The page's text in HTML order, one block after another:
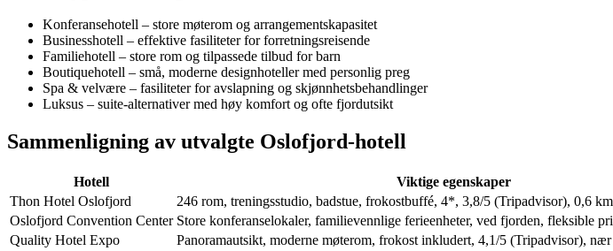
Konferansehotell – store møterom og arrangementskapasitet
Businesshotell – effektive fasiliteter for forretningsreisende
Familiehotell – store rom og tilpassede tilbud for barn
Boutiquehotell – små, moderne designhoteller med personlig preg
Spa & velvære – fasiliteter for avslapning og skjønnhetsbehandlinger
Luksus – suite-alternativer med høy komfort og ofte fjordutsikt
Sammenligning av utvalgte Oslofjord-hotell
Hotell
Viktige egenskaper
Thon Hotel Oslofjord
246 rom, treningsstudio, badstue, frokostbuffé, 4*, 3,8/5 (Tripadvisor), 0,6
Oslofjord Convention Center Store konferanselokaler, familievennlige ferieenheter, ved fjorden, fleksible
Quality Hotel Expo
Panoramautsikt, moderne møterom, frokost inkludert, 4,1/5 (Tripadvisor),